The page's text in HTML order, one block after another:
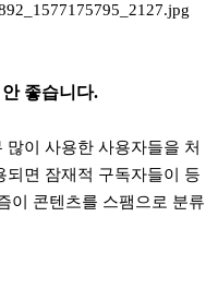
좋습니다.
이 사용한 사용자들을 처
되면 잠재적 구독자들이 등
이 콘텐츠를 스팸으로 분류